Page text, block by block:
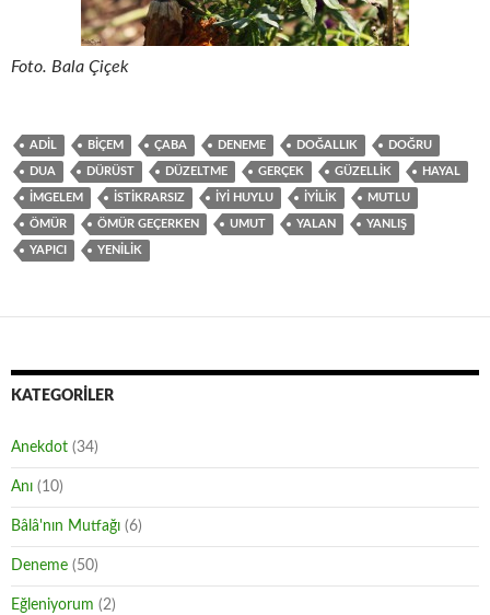
Foto. Bala Çiçek
ADIL BIÇEM ÇABA DENEME DOĞALLIK DOĞRU
DUA DÜRÜST DÜZELTME GERÇEK GÜZELLIK HAYAL
IMGELEM ISTIKRARSIZ IYI HUYLU IYILIK MUTLU
ÖMÜR ÖMÜR GEÇERKEN UMUT YALAN YANLIŞ
YAPICI YENILIK
KATEGORILER
Anekdot (34)
Anı (10)
Bâlâ'nın Mutfağı (6)
Deneme (50)
Eğleniyorum (2)